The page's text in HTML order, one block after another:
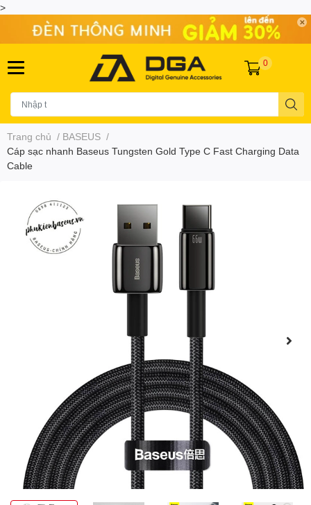
>
0
Trang chủ / BASEUS /
Cáp sạc nhanh Baseus Tungsten Gold Type C Fast Charging Data
Cable